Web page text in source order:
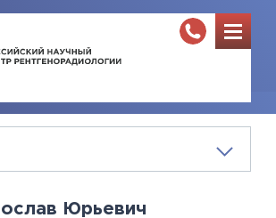
Юрьевич